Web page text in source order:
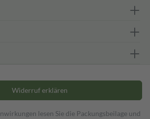
Widerruf erklären
lesen Sie die Packungsbeilage und